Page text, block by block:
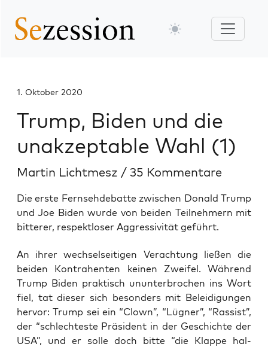
1. Oktober 2020
Trump, Biden und die
unakzeptable Wahl (1)
Martin Lichtmesz / 35 Kommentare
Die erste Fernsehdebatte zwischen Donald Trump
und Joe Biden wurde von beiden Teilnehmern mit
bitterer, respektloser Aggressivität geführt.
An ihrer wech­sel­sei­ti­gen Ver­ach­tung lie­ßen die
bei­den Kon­tra­hen­ten kei­nen Zwei­fel. Wäh­rend
Trump Biden prak­tisch unun­ter­bro­chen ins Wort
fiel, tat die­ser sich beson­ders mit Belei­di­gun­gen
her­vor: Trump sei ein “Clown”, “Lüg­ner”, “Ras­sist”,
der “schlech­tes­te Prä­si­dent in der Geschich­te der
USA”, und er sol­le doch bit­te “die Klap­pe hal­